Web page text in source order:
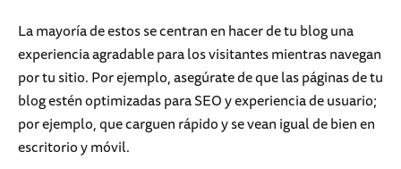
La mayoría de estos se centran en hacer de tu blog una
experiencia agradable para los visitantes mientras navegan
por tu sitio. Por ejemplo, asegúrate de que las páginas de tu
blog estén optimizadas para SEO y experiencia de usuario;
por ejemplo, que carguen rápido y se vean igual de bien en
escritorio y móvil.